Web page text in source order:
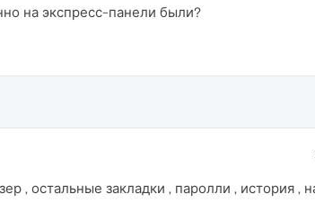
на экспресс-панели были?
, остальные закладки , паролли , история ,